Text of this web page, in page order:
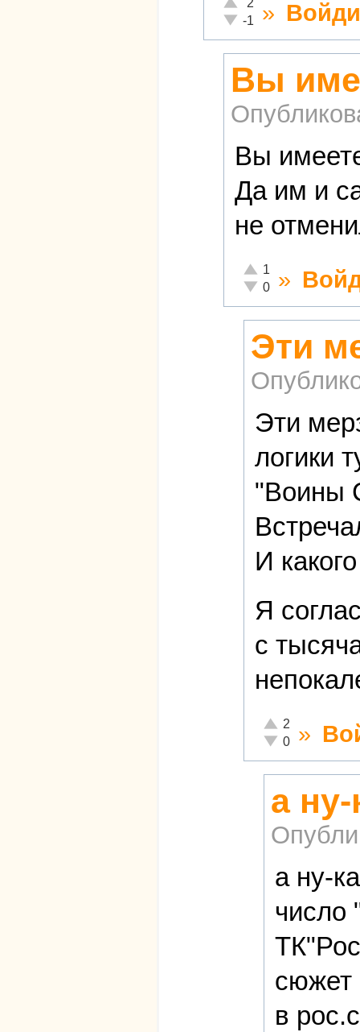
Неадекватно!
-1 »
Вы
Вы
Да им и
не
Отлично!
1
Неадекватно!
0 »
Эти
Эти
логики
"Воины
И
Я
с
Отлично!
2
Неадекватно!
0 »
а
а ну-
число
сюжет
в